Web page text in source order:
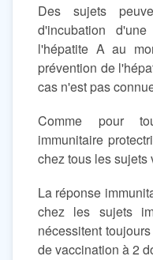
Des sujets
d'incubation
l'hépatite A au
prévention de
cas n'est pas
Comme pour
immunitaire
chez tous les sujets
La réponse
chez les sujets
nécessitent
de vaccination à 2